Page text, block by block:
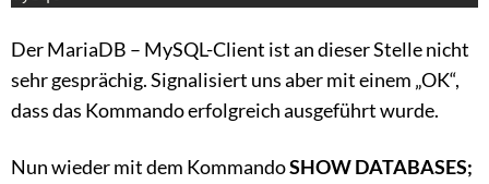
Der MariaDB – MySQL-Client ist an dieser Stelle nicht
sehr gesprächig. Signalisiert uns aber mit einem „OK“,
dass das Kommando erfolgreich ausgeführt wurde.
Nun wieder mit dem KommandoSHOW DATABASES;